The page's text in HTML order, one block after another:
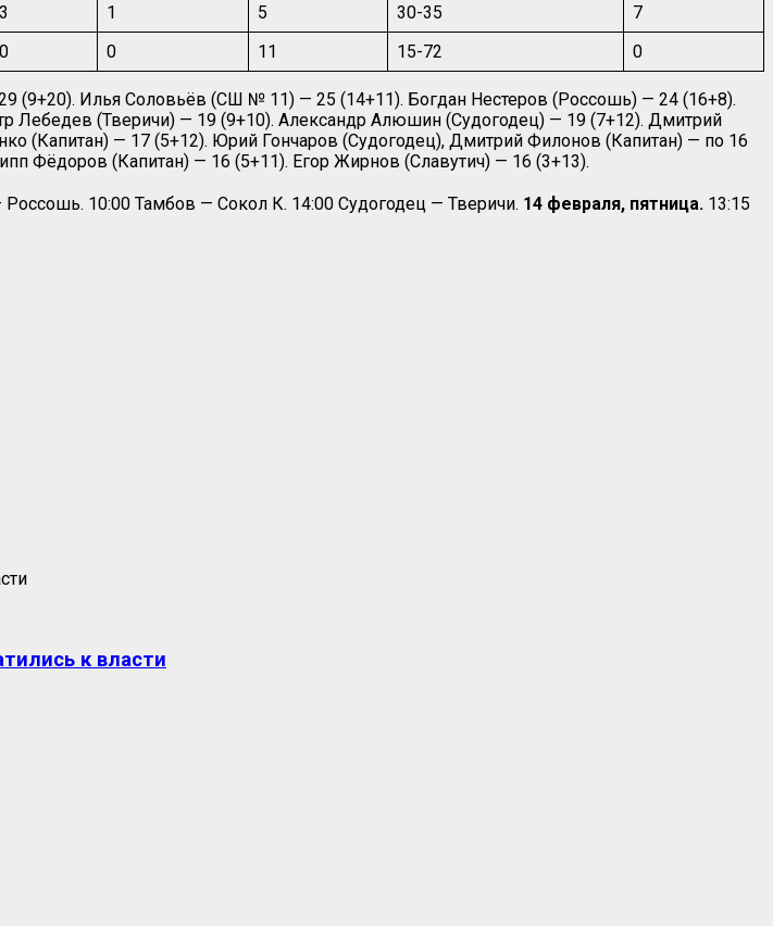
3 1 5 30-35
7
0 0 11 15-72 0
(9+20). Илья Соловьёв (СШ № 11) — 25 (14+11). Богдан Нестеров (Россошь) — 24 (16+8).
Лебедев (Тверичи) — 19 (9+10). Александр Алюшин (Судогодец) — 19 (7+12). Дмитрий
(Капитан) — 17 (5+12). Юрий Гончаров (Судогодец), Дмитрий Филонов (Капитан) — по 16
Фёдоров (Капитан) — 16 (5+11). Егор Жирнов (Славутич) — 16 (3+13).
Россошь. 10:00 Тамбов — Сокол К. 14:00 Судогодец — Тверичи. 14 февраля, пятница. 13:15
к власти